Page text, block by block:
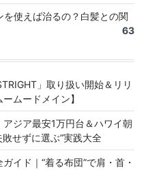
使えば治るの？白髪との関
63
」取り扱い開始＆リリ
ムードメイン】
アジア最安1万円台＆ハワイ朝
せずに選ぶ”実践大全
イド｜“着る布団”で肩・首・